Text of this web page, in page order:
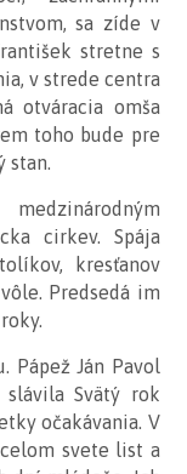
sa zíde v
stretne s
v strede centra
otváracia omša
toho bude pre
stan.
cirkev. Spája
kresťanov
Predsedá im
Pápež Ján Pavol
Svätý rok
očakávania. V
svete list a